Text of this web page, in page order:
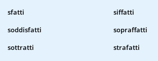
sfatti
siffatti
soddisfatti
sopraffatti
sottratti
strafatti